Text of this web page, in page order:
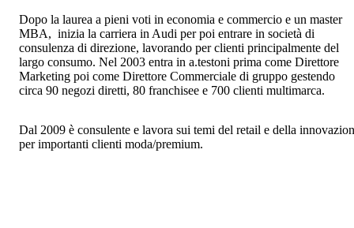
Dopo la laurea a pieni voti in economia e commercio e un master
MBA, inizia la carriera in Audi per poi entrare in società di
consulenza di direzione, lavorando per clienti principalmente del
largo consumo. Nel 2003 entra in a.testoni prima come Direttore
Marketing poi come Direttore Commerciale di gruppo gestendo
circa 90 negozi diretti, 80 franchisee e 700 clienti multimarca.
Dal 2009 è consulente e lavora sui temi del retail e della
per importanti clienti moda/premium.